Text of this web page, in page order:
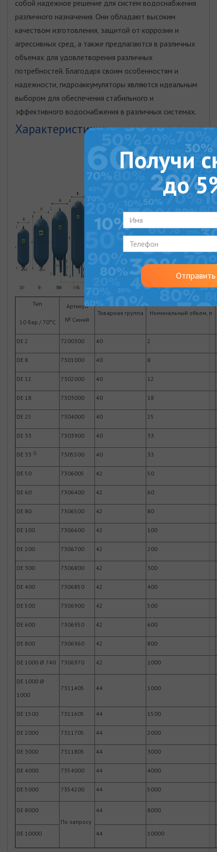
собой надежное решение для систем водоснабжения
различного назначения. Они обладают высоким
качеством изготовления, защитой от коррозии и
агрессивных сред, а также предлагаются в различных
объемах для удовлетворения различных
потребностей. Благодаря своим особенностям и
надежности, гидроаккумуляторы являются идеальным
выбором для обеспечения стабильного и
эффективного водоснабжения в различных системах.
Характеристики:
Тип
10 бар / 70°C
Артикул
№ Синий
Товарная группа Номинальный объем, л
DE 2 7200300 40 2
DE 8 7301000 40 8
DE 12 7302000 40 12
DE 18 7303000 40 18
DE 25 7304000 40 25
DE 33 7303900 40 33
DE 33 1) 7305500 40 33
DE 50 7306005 42 50
DE 60 7306400 42 60
DE 80 7306500 42 80
DE 100 7306600 42 100
DE 200 7306700 42 200
DE 300 7306800 42 300
DE 400 7306850 42 400
DE 500 7306900 42 500
DE 600 7306950 42 600
DE 800 7306960 42 800
DE 1000 Ø 740 7306970 42 1000
DE 1000 Ø
1000
7311405 44 1000
DE 1500 7311605 44 1500
DE 2000 7311705 44 2000
DE 3000 7311805 44 3000
DE 4000 7354000 44 4000
DE 5000 7354200 44 5000
DE 8000
По запросу
44 8000
DE 10000 44 10000
Получи
до
Отправить